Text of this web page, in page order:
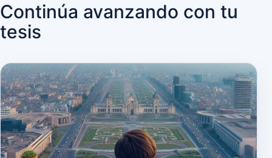
Continúa avanzando con tu
tesis